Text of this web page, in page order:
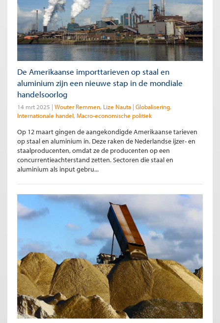
De Amerikaanse importtarieven op staal en
aluminium zijn een nieuwe stap in de mondiale
handelsoorlog
14 mrt 2025 Wouter Remmen Lize Nauta Globalisering
Internationale handel Macro-economische politiek
Op 12 maart gingen de aangekondigde Amerikaanse tarieven
op staal en aluminium in. Deze raken de Nederlandse ijzer- en
staalproducenten, omdat ze de producenten op een
concurrentieachterstand zetten. Sectoren die staal en
aluminium als input gebru...